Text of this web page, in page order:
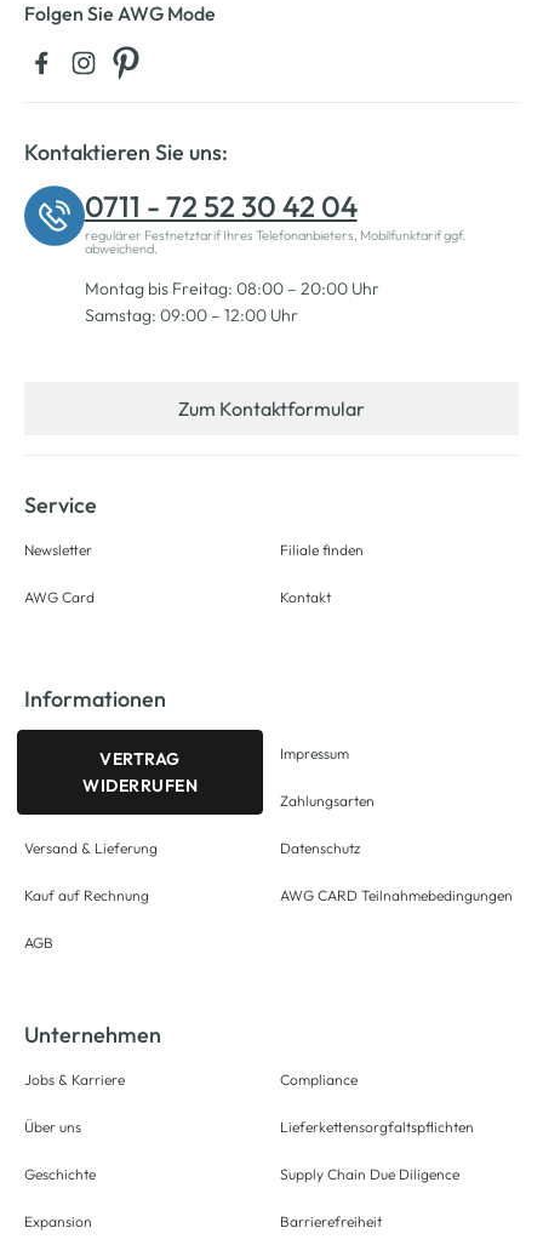
Folgen Sie AWG Mode
Kontaktieren Sie uns:
0711 - 72 52 30 42 04
regulärer Festnetztarif Ihres Telefonanbieters, Mobilfunktarif ggf.
abweichend.
Montag bis Freitag: 08:00 – 20:00 Uhr
Samstag: 09:00 – 12:00 Uhr
Zum Kontaktformular
Service
Newsletter
AWG Card
Filiale finden
Kontakt
Informationen
VERTRAG
WIDERRUFEN
Versand & Lieferung
Kauf auf Rechnung
AGB
Impressum
Zahlungsarten
Datenschutz
AWG CARD Teilnahmebedingungen
Unternehmen
Jobs & Karriere
Über uns
Geschichte
Expansion
Compliance
Lieferkettensorgfaltspflichten
Supply Chain Due Diligence
Barrierefreiheit